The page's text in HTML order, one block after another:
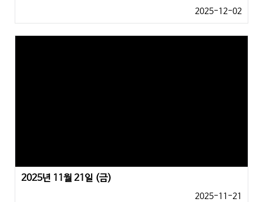
2025-12-02
2025년 11월 21일 (금)
2025-11-21